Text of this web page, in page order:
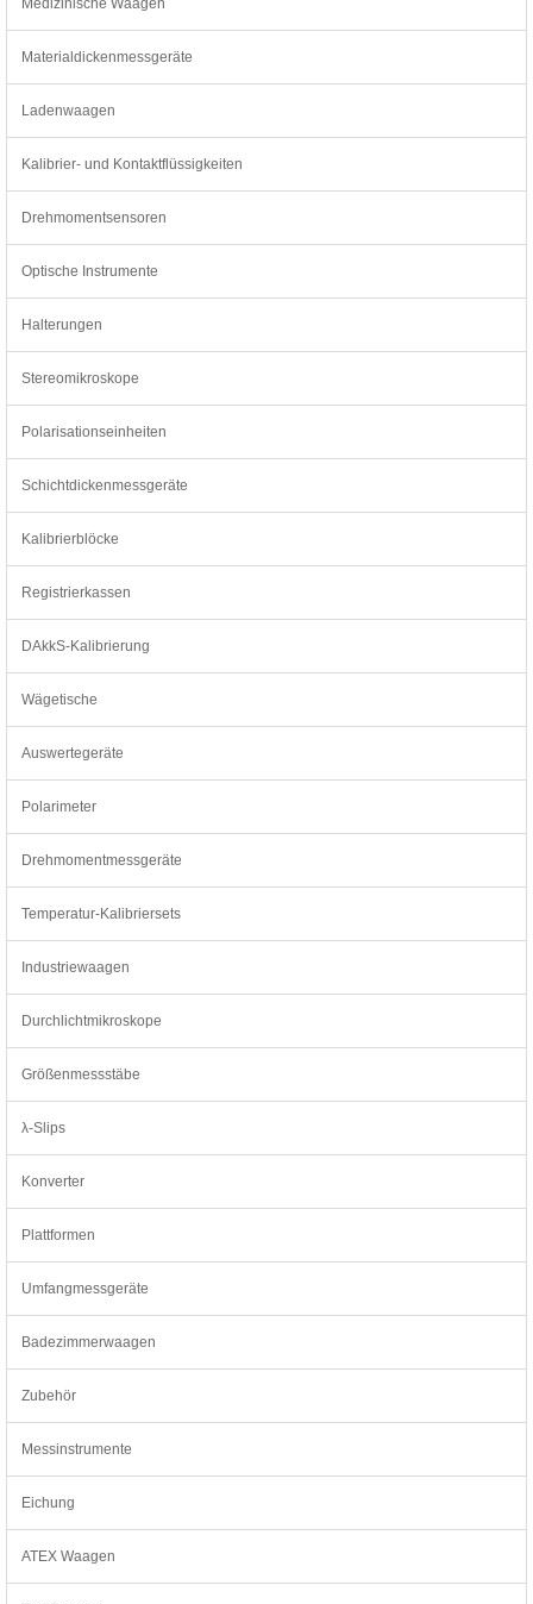
Materialdickenmessgeräte
Ladenwaagen
Kalibrier- und Kontaktflüssigkeiten
Drehmomentsensoren
Optische Instrumente
Halterungen
Stereomikroskope
Polarisationseinheiten
Schichtdickenmessgeräte
Kalibrierblöcke
Registrierkassen
DAkkS-Kalibrierung
Wägetische
Auswertegeräte
Polarimeter
Drehmomentmessgeräte
Temperatur-Kalibriersets
Industriewaagen
Durchlichtmikroskope
Größenmessstäbe
λ-Slips
Konverter
Plattformen
Umfangmessgeräte
Badezimmerwaagen
Zubehör
Messinstrumente
Eichung
ATEX Waagen